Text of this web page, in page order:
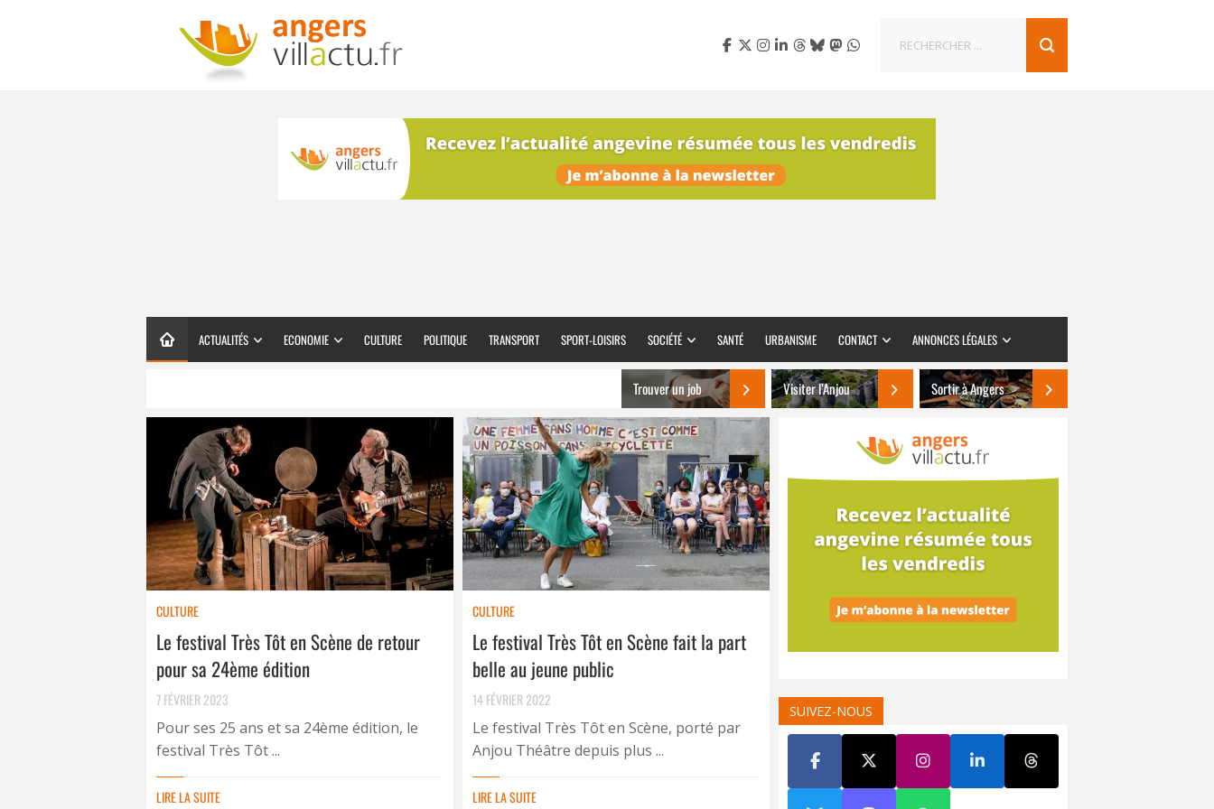
ACTUALITÉS ECONOMIE CULTURE POLITIQUE TRANSPORT SPORT-LOISIRS SOCIÉTÉ SANTÉ URBANISME CONTACT ANNONCES LÉGALES
Trouver un job Visiter l’Anjou Sortir à Angers
CULTURE
Le festival Très Tôt en Scène de retour
pour sa 24ème édition
7 FÉVRIER 2023
Pour ses 25 ans et sa 24ème édition, le
festival Très Tôt ...
LIRE LA SUITE
CULTURE
Le festival Très Tôt en Scène fait la part
belle au jeune public
14 FÉVRIER 2022
Le festival Très Tôt en Scène, porté par
Anjou Théâtre depuis plus ...
LIRE LA SUITE
SUIVEZ-NOUS